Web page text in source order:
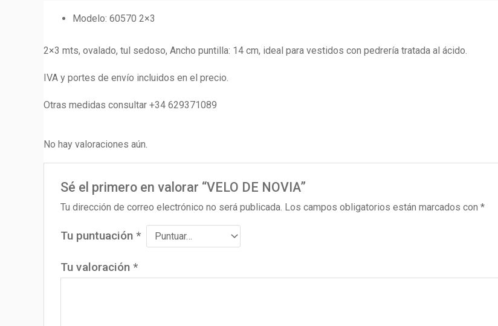
Modelo: 60570 2×3
2×3 mts, ovalado, tul sedoso, Ancho puntilla: 14 cm, ideal para vestidos con pedrería tratada al ácido.
IVA y portes de envío incluidos en el precio.
Otras medidas consultar +34 629371089
No hay valoraciones aún.
Sé el primero en valorar “VELO DE NOVIA”
Tu dirección de correo electrónico no será publicada. Los campos obligatorios están marcados con *
Tu puntuación *
Tu valoración *